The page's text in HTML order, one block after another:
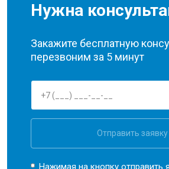
Нужна
Закажите бесплатную
перезвоним за 5 минут
Отправить заявку
Нажимая на кнопку отправить